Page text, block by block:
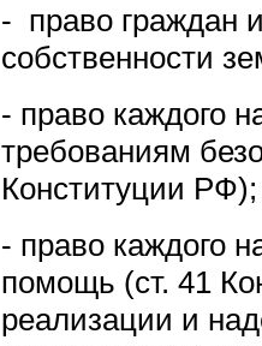
- право граждан
собственности
- право каждого
требованиям
Конституции РФ);
- право каждого
помощь (ст. 41
реализации и